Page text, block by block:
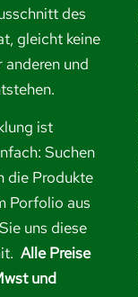
des
gleicht keine
anderen und
ist
Suchen
die Produkte
Porfolio aus
uns diese
Alle Preise
und